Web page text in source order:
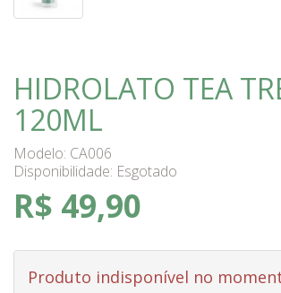
HIDROLATO TEA
120ML
Modelo: CA006
Disponibilidade: Esgotado
R$ 49,90
Produto indisponível no